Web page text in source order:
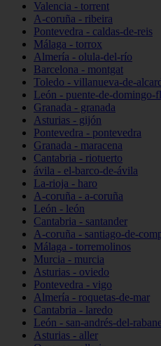
Valencia - torrent
A-coruña - ribeira
Pontevedra - caldas-de-reis
Málaga - torrox
Almería - olula-del-río
Barcelona - montgat
Toledo - villanueva-de-
León - puente-de-domingo-
Granada - granada
Asturias - gijón
Pontevedra - pontevedra
Granada - maracena
Cantabria - riotuerto
ávila - el-barco-de-ávila
La-rioja - haro
A-coruña - a-coruña
León - león
Cantabria - santander
A-coruña - santiago-de-
Málaga - torremolinos
Murcia - murcia
Asturias - oviedo
Pontevedra - vigo
Almería - roquetas-de-mar
Cantabria - laredo
León - san-andrés-del-
Asturias - aller